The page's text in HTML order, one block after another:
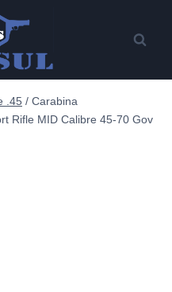
.45 / Carabina
Rifle MID Calibre 45-70 Gov